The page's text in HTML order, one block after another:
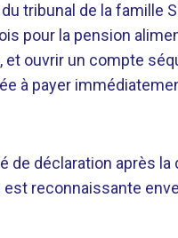
tribunal de la
pour la pension
et ouvrir un compte
à payer
de déclaration après
est reconnaissante